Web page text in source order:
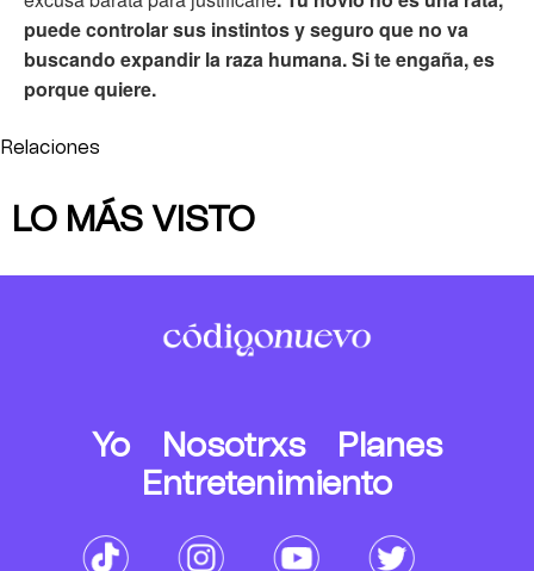
puede controlar sus instintos y seguro que no va
buscando expandir la raza humana. Si te engaña, es
porque quiere.
Relaciones
LO MÁS VISTO
Yo Nosotrxs
Planes
Entretenimiento